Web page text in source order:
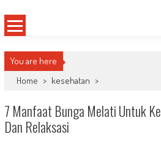
You are here
Home > kesehatan >
7 Manfaat Bunga Melati Untuk
Dan Relaksasi